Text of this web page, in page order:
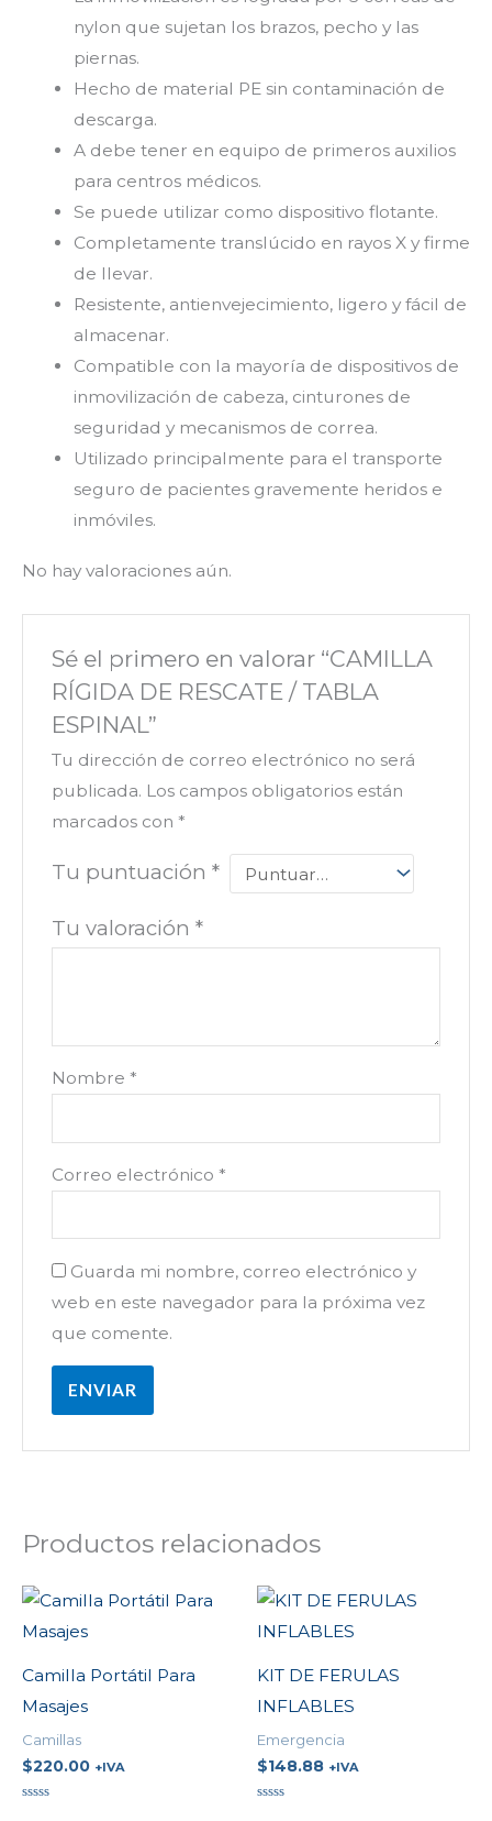
nylon que sujetan los brazos, pecho y las
piernas.
Hecho de material PE sin contaminación de
descarga.
A debe tener en equipo de primeros auxilios
para centros médicos.
Se puede utilizar como dispositivo flotante.
Completamente translúcido en rayos X y firme
de llevar.
Resistente, antienvejecimiento, ligero y fácil de
almacenar.
Compatible con la mayoría de dispositivos de
inmovilización de cabeza, cinturones de
seguridad y mecanismos de correa.
Utilizado principalmente para el transporte
seguro de pacientes gravemente heridos e
inmóviles.
No hay valoraciones aún.
Sé el primero en valorar “CAMILLA
RÍGIDA DE RESCATE / TABLA
ESPINAL”
Tu dirección de correo electrónico no será
publicada. Los campos obligatorios están
marcados con *
Tu puntuación *
Tu valoración *
Nombre *
Correo electrónico *
Guarda mi nombre, correo electrónico y
web en este navegador para la próxima vez
que comente.
Productos relacionados
Camilla Portátil Para
Masajes
Camillas
$220.00 +IVA
KIT DE FERULAS
INFLABLES
Emergencia
$148.88 +IVA